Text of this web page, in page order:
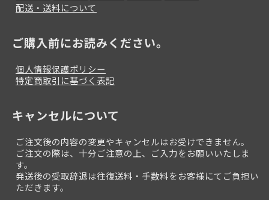
配送・送料について
ご購入前にお読みください。
個人情報保護ポリシー
特定商取引に基づく表記
キャンセルについて
ご注文後の内容の変更やキャンセルはお受けできません。
ご注文の際は、十分ご注意の上、ご入力をお願いいたしま
す。
発送後の受取辞退は往復送料・手数料をお客様にてご負担い
ただきます。